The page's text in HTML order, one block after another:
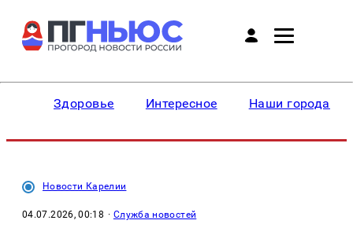
Здоровье Интересное Наши города
Новости Карелии
04.07.2026, 00:18 · Служба новостей